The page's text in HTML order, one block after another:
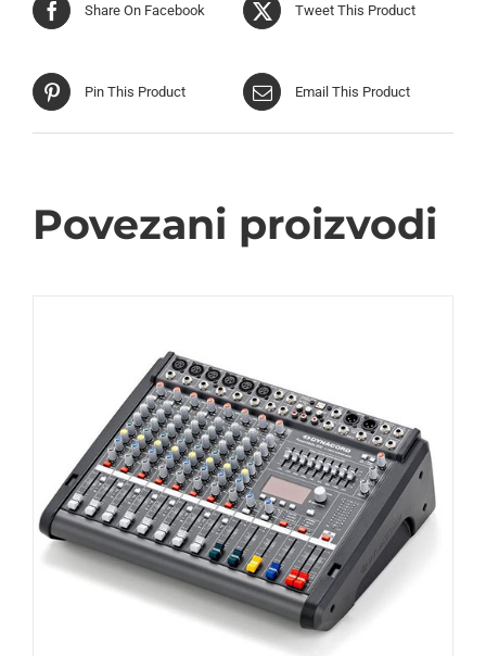
Share On Facebook Tweet This Product
Pin This Product Email This Product
Povezani proizvodi